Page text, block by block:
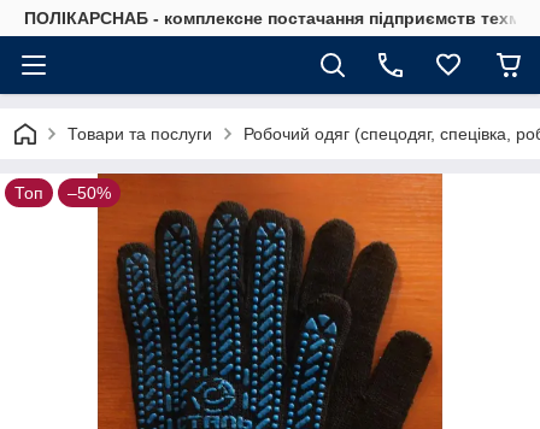
ПОЛІКАРСНАБ - комплексне постачання підприємств
Товари та послуги Робочий одяг (спецодяг, спецівка,
Топ –50%